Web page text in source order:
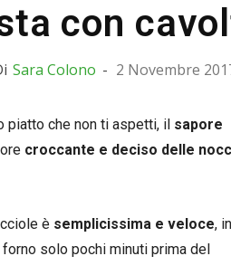
con
Sara Colono - 2 Novembre
piatto che non ti aspetti, il sapore
croccante e deciso delle
è semplicissima e veloce,
solo pochi minuti prima del